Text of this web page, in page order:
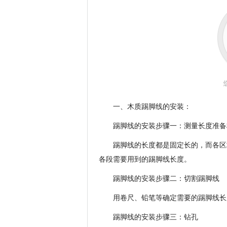
一、木质踢脚线的安装：
踢脚线的安装步骤一：测量长度准
踢脚线的长度都是固定长的，而各
各段需要用到的踢脚线长度。
踢脚线的安装步骤二：切割踢脚线
用卷尺、铅笔等确定需要的踢脚线
踢脚线的安装步骤三：钻孔